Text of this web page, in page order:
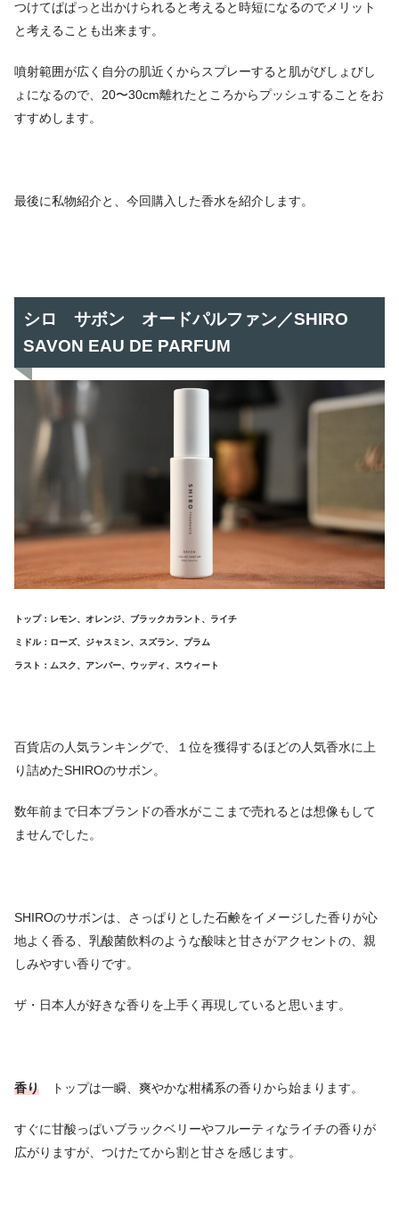
つけてぱぱっと出かけられると考えると時短になるのでメリット
と考えることも出来ます。
噴射範囲が広く自分の肌近くからスプレーすると肌がびしょびし
ょになるので、20〜30cm離れたところからプッシュすることをお
すすめします。
最後に私物紹介と、今回購入した香水を紹介します。
シロ サボン オードパルファン／SHIRO
SAVON EAU DE PARFUM
トップ：レモン、オレンジ、ブラックカラント、ライチ
ミドル：ローズ、ジャスミン、スズラン、プラム
ラスト：ムスク、アンバー、ウッディ、スウィート
百貨店の人気ランキングで、１位を獲得するほどの人気香水に上
り詰めたSHIROのサボン。
数年前まで日本ブランドの香水がここまで売れるとは想像もして
ませんでした。
SHIROのサボンは、さっぱりとした石鹸をイメージした香りが心
地よく香る、乳酸菌飲料のような酸味と甘さがアクセントの、親
しみやすい香りです。
ザ・日本人が好きな香りを上手く再現していると思います。
香り トップは一瞬、爽やかな柑橘系の香りから始まります。
すぐに甘酸っぱいブラックベリーやフルーティなライチの香りが
広がりますが、つけたてから割と甘さを感じます。